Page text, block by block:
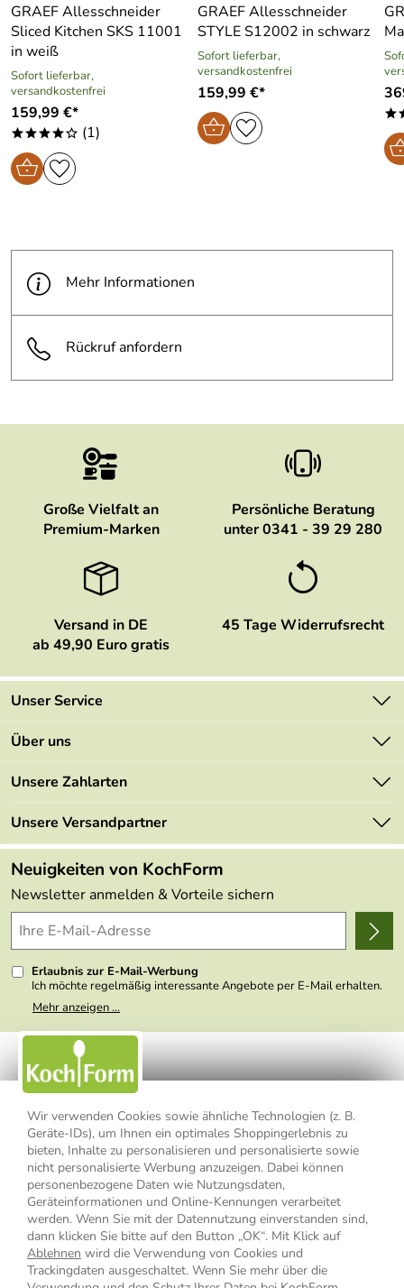
Wir verwenden Cookies sowie ähnliche Technologien (z. B.
Geräte-IDs), um Ihnen ein optimales Shoppingerlebnis zu
bieten, Inhalte zu personalisieren und personalisierte sowie
nicht personalisierte Werbung anzuzeigen. Dabei können
personenbezogene Daten wie Nutzungsdaten,
Geräteinformationen und Online-Kennungen verarbeitet
werden. Wenn Sie mit der Datennutzung einverstanden sind,
dann klicken Sie bitte auf den Button „OK“. Mit Klick auf
Ablehnen wird die Verwendung von Cookies und
Trackingdaten ausgeschaltet. Wenn Sie mehr über die
GRAEF Allesschneider
Sliced Kitchen SKS 11001
in weiß
Sofort lieferbar,
versandkostenfrei
159,99 €*
****o (1)
GRAEF Allesschneider
STYLE S12002 in schwarz
Sofort lieferbar,
versandkostenfrei
159,99 €*
Mehr Informationen
Rückruf anfordern
Große Vielfalt an
Premium-Marken
Persönliche Beratung
unter 0341 - 39 29 280
Versand in DE
ab 49,90 Euro gratis
45 Tage Widerrufsrecht
Unser Service
Kontakt
Mehrwertsteuerfrei
Retourenportal
FAQs
Lieferbedingungen
Delivery Terms
Kundenlogin
Über uns
Marken
Angebote
Made in Germany
Themen
Wir über uns
Presse
Unsere Zahlarten
Unsere Versandpartner
Neuigkeiten von KochForm
Newsletter anmelden & Vorteile sichern
Erlaubnis zur E-Mail-Werbung
Ich möchte regelmäßig interessante Angebote per E-Mail erhalten.
Meine E-Mail-Adresse wird nicht an andere Unternehmen
weitergegeben. Zu statistischen Zwecken wird in anonymer Form
nicht erkennbar, welche konkrete Person geklickt hat. Diese
Einwilligung zur Nutzung meiner E-Mail- Adresse für Werbezwecke
kann ich jederzeit mit Wirkung für die Zukunft widerrufen, indem ich
den Link "Abmelden" am Ende des Newsletters anklicke oder die
Option Newsletter im Mitgliederbereich deaktiviere. Die
Mehr anzeigen ...
Impressum Datenschutzerklärung
AGB
Widerrufsbelehrung
Widerrufsformular
Vertrag widerrufen